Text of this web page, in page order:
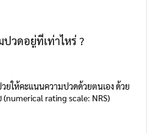
วดอยู่ที่เท่าไหร่ ?
ยให้คะแนนความปวดด้วยตนเอง ด้วย
rating scale: NRS)